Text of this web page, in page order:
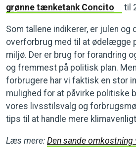
grønne tænketank Concito
til
Som tallene indikerer, er julen og
overforbrug med til at ødelægge
miljø. Der er brug for forandring
og fremmest på politisk plan.
forbrugere har vi faktisk en stor
mulighed for at påvirke politiske
vores livsstilsvalg og
tips til at handle mere
Læs mere: Den sande